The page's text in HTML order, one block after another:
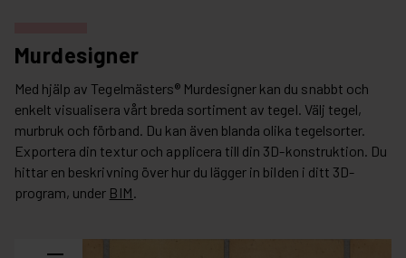
Murdesigner
Med hjälp av Tegelmästers® Murdesigner kan du snabbt och
enkelt visualisera vårt breda sortiment av tegel. Välj tegel,
murbruk och förband. Du kan även blanda olika tegelsorter.
Exportera din textur och applicera till din 3D-konstruktion. Du
hittar en beskrivning över hur du lägger in bilden i ditt 3D-
program, under BIM.